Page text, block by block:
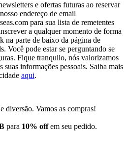
e ofertas futuras ao reservar
endereço de email
para sua lista de remetentes
a qualquer momento de forma
na parte de baixo da página de
Você pode estar se perguntando se
Fique tranquilo, nós valorizamos
suas informações pessoais. Saiba mais
aqui.
diversão. Vamos as compras!
para 10% offem seu pedido.